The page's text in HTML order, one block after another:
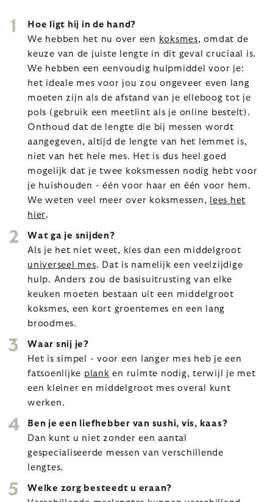
Hoe ligt hij in de hand?
We hebben het nu over een koksmes, omdat de
keuze van de juiste lengte in dit geval cruciaal is.
We hebben een eenvoudig hulpmiddel voor je:
het ideale mes voor jou zou ongeveer even lang
moeten zijn als de afstand van je elleboog tot je
pols (gebruik een meetlint als je online bestelt).
Onthoud dat de lengte die bij messen wordt
aangegeven, altijd de lengte van het lemmet is,
niet van het hele mes. Het is dus heel goed
mogelijk dat je twee koksmessen nodig hebt voor
je huishouden - één voor haar en één voor hem.
We weten veel meer over koksmessen,
lees het
hier.
Wat ga je snijden?
Als je het niet weet, kies dan een middelgroot
universeel mes. Dat is namelijk een veelzijdige
hulp. Anders zou de basisuitrusting van elke
keuken moeten bestaan uit een middelgroot
koksmes, een kort groentemes en een lang
broodmes.
Waar snij je?
Het is simpel - voor een langer mes heb je een
fatsoenlijke plank en ruimte nodig, terwijl je met
een kleiner en middelgroot mes overal kunt
werken.
Ben je een liefhebber van sushi, vis, kaas?
Dan kunt u niet zonder een aantal
gespecialiseerde messen van verschillende
lengtes.
Welke zorg besteedt u eraan?